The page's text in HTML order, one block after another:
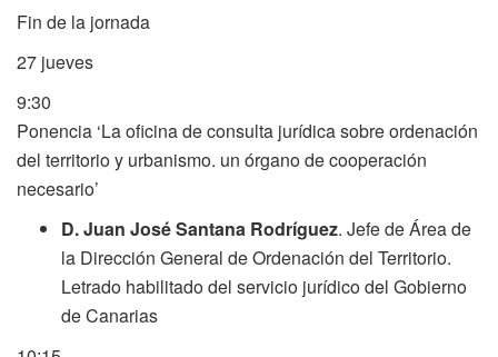
Fin de la jornada
27 jueves
9:30
Ponencia ‘La oficina de consulta jurídica sobre ordenación
del territorio y urbanismo. un órgano de cooperación
necesario’
D. Juan José Santana Rodríguez. Jefe de Área de
la Dirección General de Ordenación del Territorio.
Letrado habilitado del servicio jurídico del Gobierno
de Canarias